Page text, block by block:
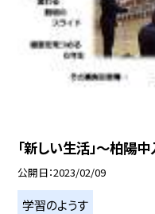
「新しい生活」〜柏陽
公開日 2023/02/09
学習のようす